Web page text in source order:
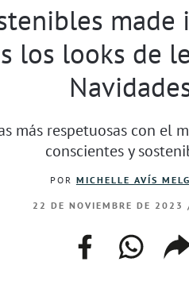
los looks de
más respetuosas con el
conscientes y
POR MICHELLE AVÍS
22 DE NOVIEMBRE DE
facebook
web